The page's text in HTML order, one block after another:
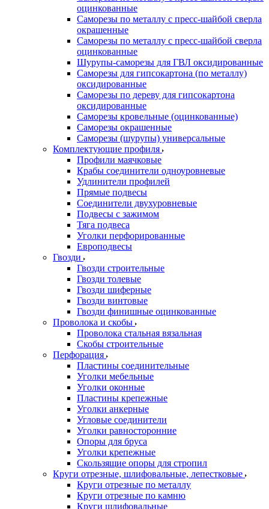
оцинкованные
Саморезы по металлу с пресс-шайбой сверла
окрашенные
Саморезы по металлу с пресс-шайбой сверла
оцинкованные
Шурупы-саморезы для ГВЛ оксидированные
Саморезы для гипсокартона (по металлу)
оксидированные
Саморезы по дереву для гипсокартона
оксидированные
Саморезы кровельные (оцинкованные)
Саморезы окрашенные
Саморезы (шурупы) универсальные
Комплектующие профиля
Профили маячковые
Крабы соединители одноуровневые
Удлинители профилей
Прямые подвесы
Соединители двухуровневые
Подвесы с зажимом
Тяга подвеса
Уголки перфорированные
Европодвесы
Гвозди
Гвозди строительные
Гвозди толевые
Гвозди шиферные
Гвозди винтовые
Гвозди финишные оцинкованные
Проволока и скобы
Проволока стальная вязальная
Скобы строительные
Перфорация
Пластины соединительные
Уголки мебельные
Уголки оконные
Пластины крепежные
Уголки анкерные
Угловые соединители
Уголки равносторонние
Опоры для бруса
Уголки крепежные
Скользящие опоры для стропил
Круги отрезные, шлифовальные, лепестковые
Круги отрезные по металлу
Круги отрезные по камню
Круги шлифовальные